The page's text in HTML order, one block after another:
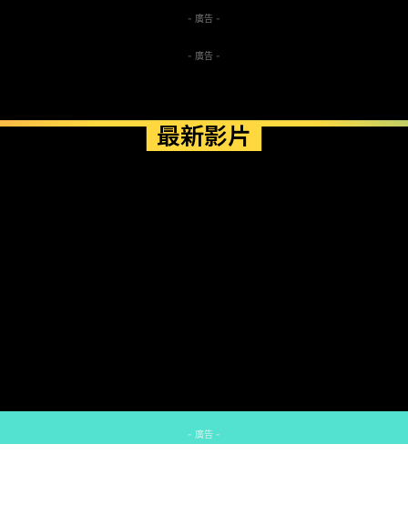
- 廣告 -
- 廣告 -
最新影片
- 廣告 -